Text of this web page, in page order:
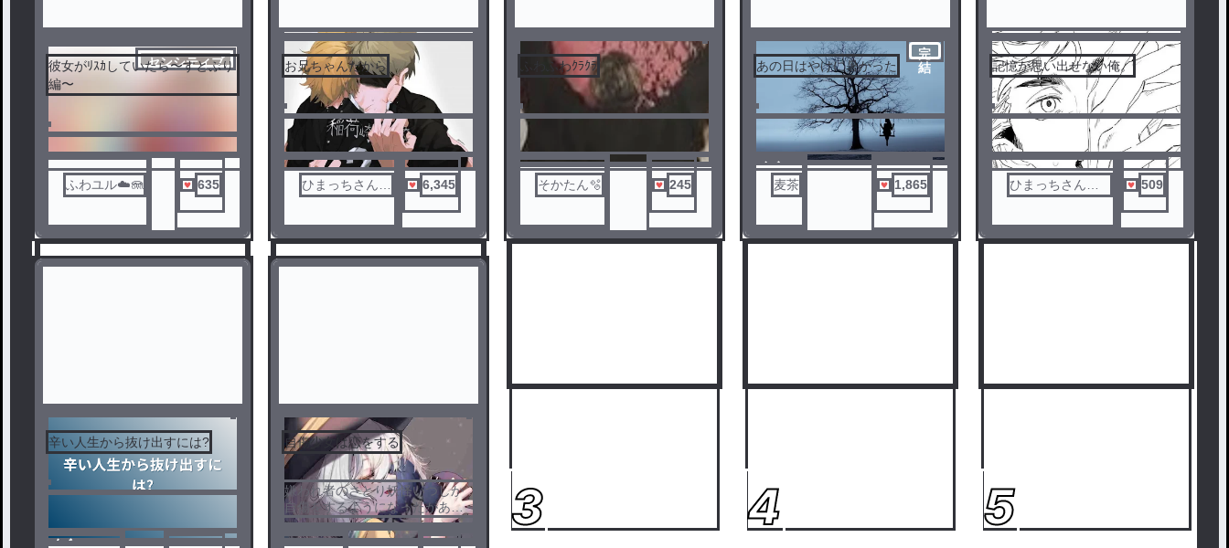
センシティブ
彼女がﾘｽｶしていたら〜すとぷり
編〜
ふわユル☁️🪼 635
1
お兄ちゃんだから
ひまっちさんで
6,345
2
ふわふわｸﾗｸﾗ
そかたん🫧 245
3
ノベ
完
結
あの日はやけに暑かった
麦茶 1,865
4
記憶が思い出せない俺。
ひまっちさんで
509
5
ノベ
辛い人生から抜け出すには? 自傷少女は恋をする
嫌われ者のさとり妖怪いつしか
自傷をするようになったがある
少年との出会いで少しづつ変わ
っていく